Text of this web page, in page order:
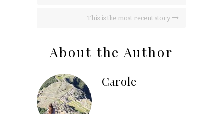
This is the most recent story
About the Author
Carole